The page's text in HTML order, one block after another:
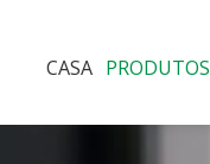
CASA PRODUTOS